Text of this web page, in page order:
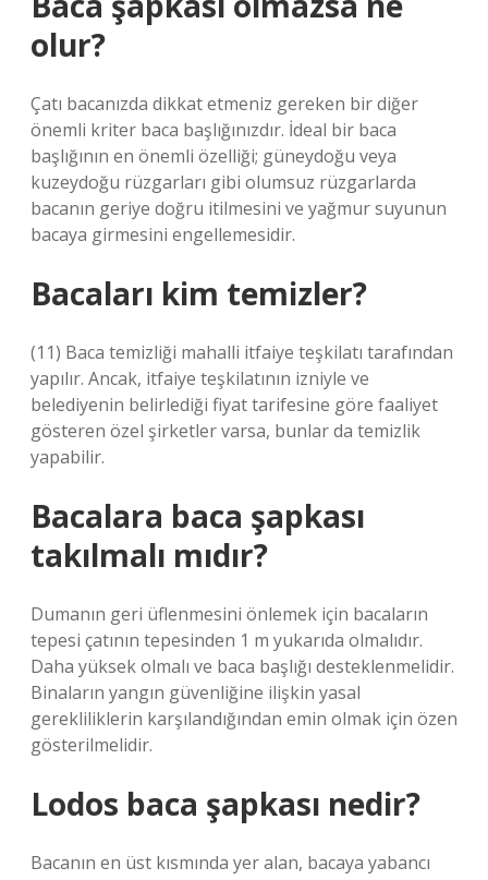
olur?
Çatı bacanızda dikkat etmeniz gereken bir diğer
önemli kriter baca başlığınızdır. İdeal bir baca
başlığının en önemli özelliği; güneydoğu veya
kuzeydoğu rüzgarları gibi olumsuz rüzgarlarda
bacanın geriye doğru itilmesini ve yağmur suyunun
bacaya girmesini engellemesidir.
Bacaları kim temizler?
(11) Baca temizliği mahalli itfaiye teşkilatı tarafından
yapılır. Ancak, itfaiye teşkilatının izniyle ve
belediyenin belirlediği fiyat tarifesine göre faaliyet
gösteren özel şirketler varsa, bunlar da temizlik
yapabilir.
Bacalara baca şapkası
takılmalı mıdır?
Dumanın geri üflenmesini önlemek için bacaların
tepesi çatının tepesinden 1 m yukarıda olmalıdır.
Daha yüksek olmalı ve baca başlığı desteklenmelidir.
Binaların yangın güvenliğine ilişkin yasal
gerekliliklerin karşılandığından emin olmak için özen
gösterilmelidir.
Lodos baca şapkası nedir?
Bacanın en üst kısmında yer alan, bacaya yabancı